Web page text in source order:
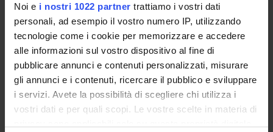
Noi e i nostri 1022 partner trattiamo i vostri dati
personali, ad esempio il vostro numero IP, utilizzando
tecnologie come i cookie per memorizzare e accedere
alle informazioni sul vostro dispositivo al fine di
pubblicare annunci e contenuti personalizzati, misurare
gli annunci e i contenuti, ricercare il pubblico e sviluppare
i servizi. Avete la possibilità di scegliere chi utilizza i
vostri dati e per quali scopi. Le vostre scelte in materia di
GOVERNANCE
COMMISSIONI
UFFICI E STRUTTURE DI SERVIZIO
SERVIZI DI SEGRETERIA STUDENTI